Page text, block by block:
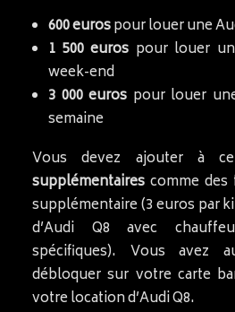
600 eurospour louer une
1 500 euros pour louer
week-end
3 000 euros pour louer
semaine
Vous devez ajouter à
supplémentaires comme
supplémentaire (3 euros par
d’Audi Q8 avec
spécifiques). Vous avez
débloquer sur votre carte
votre location d’Audi Q8.